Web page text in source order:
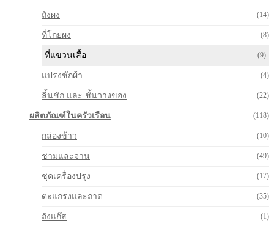
ถังผง (14)
ที่โกยผง (8)
ที่แขวนเสื้อ (9)
แปรงซักผ้า (4)
ลิ้นชัก และ ชั้นวางของ (22)
ผลิตภัณฑ์ในครัวเรือน (118)
กล่องข้าว (10)
ชามและจาน (49)
ชุดเครื่องปรุง (17)
ตะแกรงและถาด (35)
ถังแก๊ส (1)